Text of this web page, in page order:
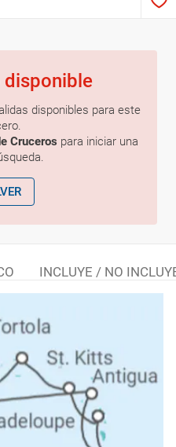
disponible
disponibles para este
Cruceros para iniciar una
INCLUYE / NO